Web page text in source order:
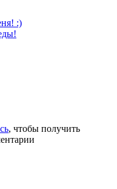
:)
, чтобы получить